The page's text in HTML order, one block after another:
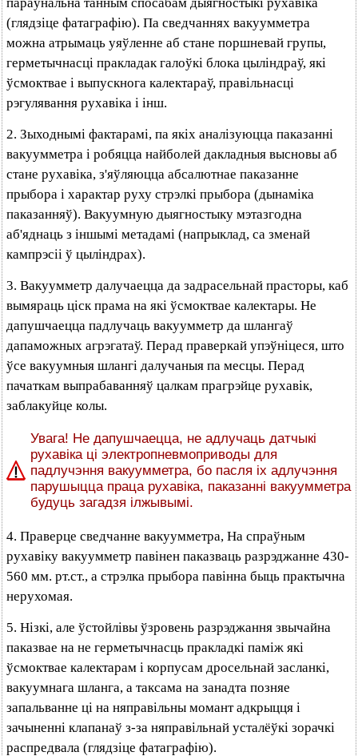
(глядзіце фатаграфію). Па сведчаннях вакуумметра
можна атрымаць уяўленне аб стане поршневай групы,
герметычнасці пракладак галоўкі блока цыліндраў, які
ўсмоктвае і выпускнога калектараў, правільнасці
рэгулявання рухавіка і інш.
2. Зыходнымі фактарамі, па якіх аналізуюцца паказанні
вакуумметра і робяцца найболей дакладныя высновы аб
стане рухавіка, з'яўляюцца абсалютнае паказанне
прыбора і характар руху стрэлкі прыбора (дынаміка
паказанняў). Вакуумную дыягностыку мэтазгодна
аб'яднаць з іншымі метадамі (напрыклад, са зменай
кампрэсіі ў цыліндрах).
3. Вакуумметр далучаецца да задрасельнай прасторы, каб
вымяраць ціск прама на які ўсмоктвае калектары. Не
дапушчаецца падлучаць вакуумметр да шлангаў
дапаможных агрэгатаў. Перад праверкай упэўніцеся, што
ўсе вакуумныя шлангі далучаныя па месцы. Перад
пачаткам выпрабаванняў цалкам прагрэйце рухавік,
заблакуйце колы.
Увага! Не дапушчаецца, не адлучаць датчыкі
рухавіка ці электропневмоприводы для
падлучэння вакуумметра, бо пасля іх адлучэння
парушыцца праца рухавіка, паказанні вакуумметра
будуць загадзя ілжывымі.
4. Праверце сведчанне вакуумметра, На спраўным
рухавіку вакуумметр павінен паказваць разрэджанне 430-
560 мм. рт.ст., а стрэлка прыбора павінна быць практычна
нерухомая.
5. Нізкі, але ўстойлівы ўзровень разрэджання звычайна
паказвае на не герметычнасць пракладкі паміж які
ўсмоктвае калектарам і корпусам дросельнай засланкі,
вакуумнага шланга, а таксама на занадта позняе
запальванне ці на няправільны момант адкрыцця і
зачыненні клапанаў з-за няправільнай усталёўкі зорачкі
распредвала (глядзіце фатаграфію).